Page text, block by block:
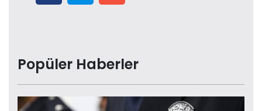
Popüler Haberler